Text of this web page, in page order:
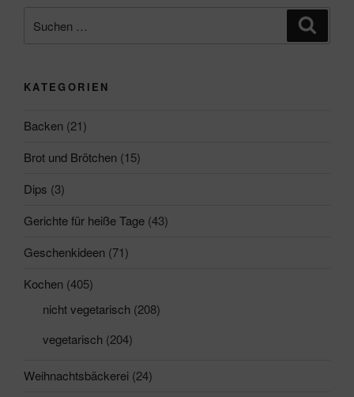
nach:
KATEGORIEN
Backen (21)
Brot und Brötchen (15)
Dips (3)
Gerichte für heiße Tage (43)
Geschenkideen (71)
Kochen (405)
nicht vegetarisch (208)
vegetarisch (204)
Weihnachtsbäckerei (24)